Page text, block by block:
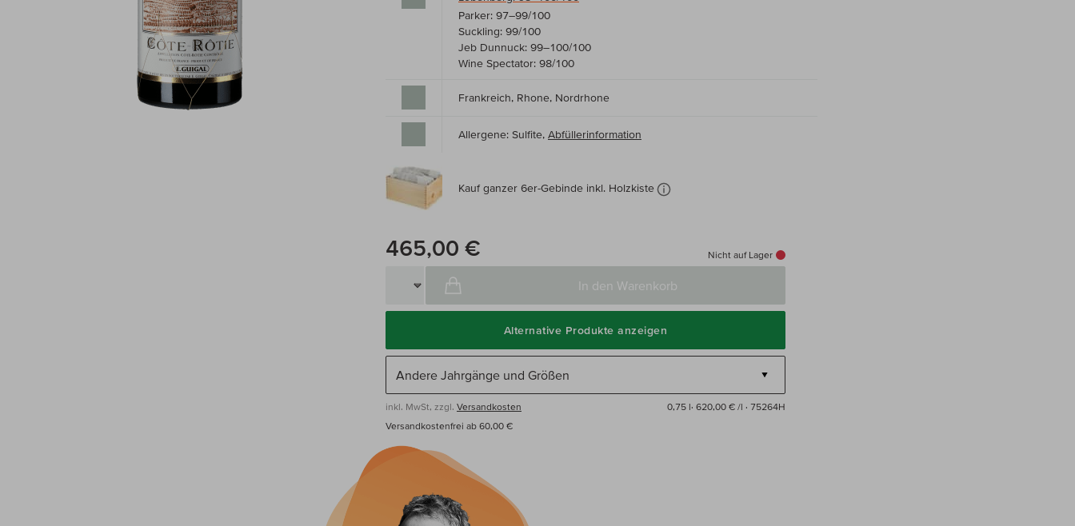
Parker: 97–99/100
Suckling: 99/100
Jeb Dunnuck: 99–100/100
Wine Spectator: 98/100
Frankreich, Rhone, Nordrhone
Allergene: Sulfite, Abfüllerinformation
Kauf ganzer 6er-Gebinde inkl. Holzkiste
465,00 € Nicht auf Lager
In den Warenkorb
Alternative Produkte anzeigen
inkl. MwSt, zzgl. Versandkosten 0,75 l· 620,00 € /l · 75264H
Versandkostenfrei ab 60,00 €